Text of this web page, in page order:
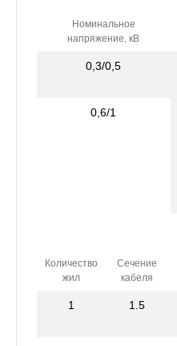
Номинальное
напряжение, кВ
0,3/0,5
0,6/1
Количество
жил
Сечение
кабеля
1 1.5